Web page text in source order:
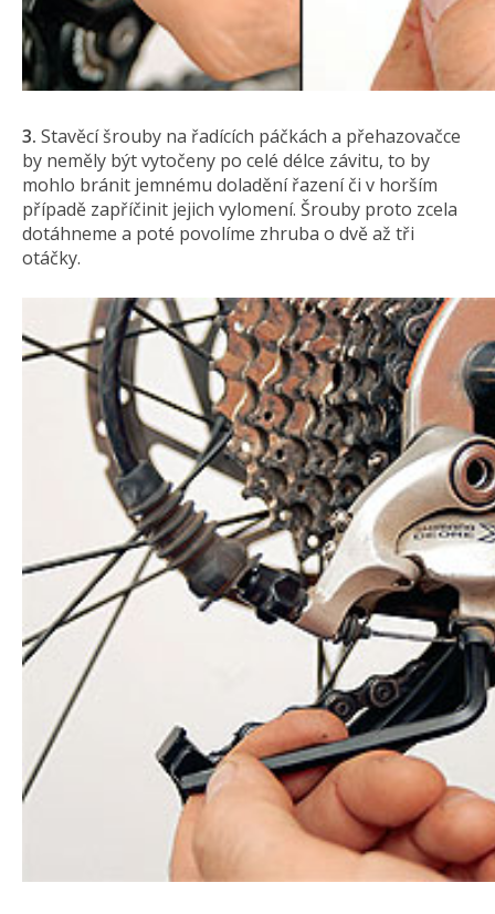
3. Stavěcí šrouby na řadících páčkách a přehazovačce
by neměly být vytočeny po celé délce závitu, to by
mohlo bránit jemnému doladění řazení či v horším
případě zapříčinit jejich vylomení. Šrouby proto zcela
dotáhneme a poté povolíme zhruba o dvě až tři
otáčky.